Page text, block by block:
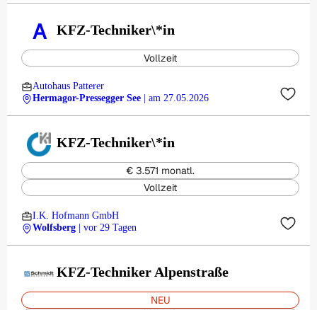
A KFZ-Techniker\*in
Vollzeit
Autohaus Patterer
Hermagor-Pressegger See
| am 27.05.2026
KFZ-Techniker\*in
€ 3.571 monatl.
Vollzeit
I.K. Hofmann GmbH
Wolfsberg
| vor 29 Tagen
KFZ-Techniker Alpenstraße
NEU